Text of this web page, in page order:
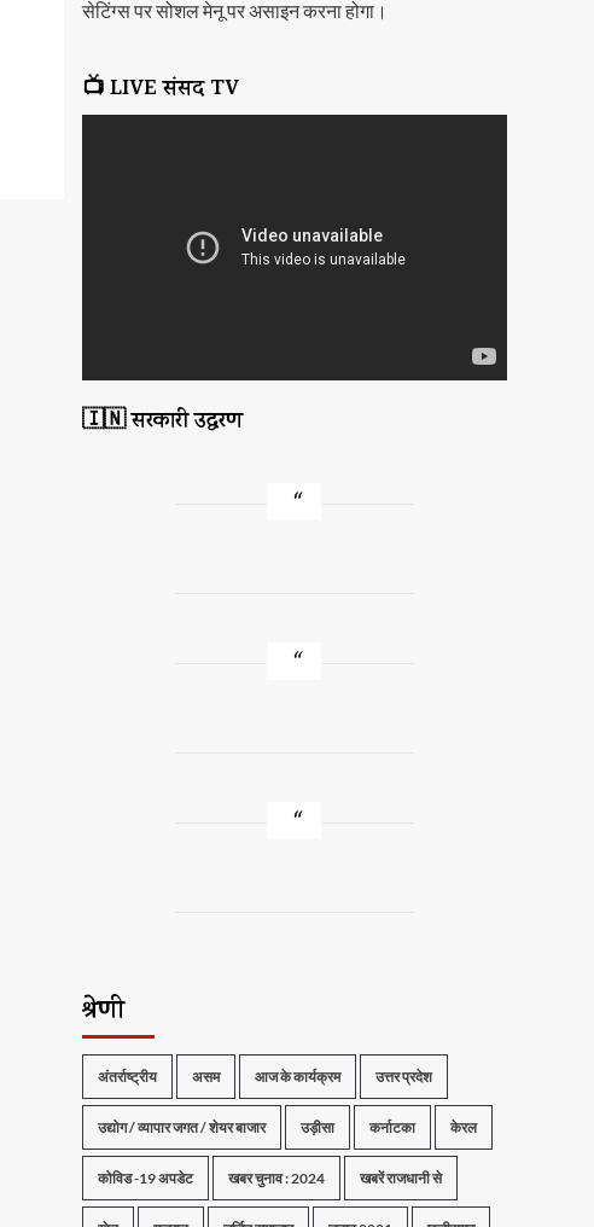
सेटिंग्स पर सोशल मेनू पर असाइन करना होगा।
📺 LIVE संसद TV
🇮🇳 सरकारी उद्धरण
श्रेणी
अंतर्राष्ट्रीय असम आज के कार्यक्रम उत्तर प्रदेश
उद्योग / व्यापार जगत / शेयर बाजार उड़ीसा कर्नाटका केरल
कोविड -19 अपडेट खबर चुनाव : 2024 खबरें राजधानी से